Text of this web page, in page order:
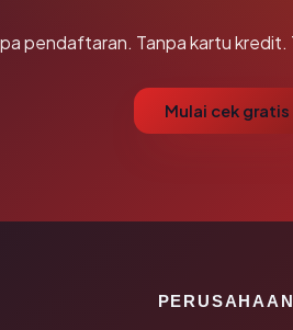
pendaftaran. Tanpa kartu
Mulai cek
PERUSAHAAN